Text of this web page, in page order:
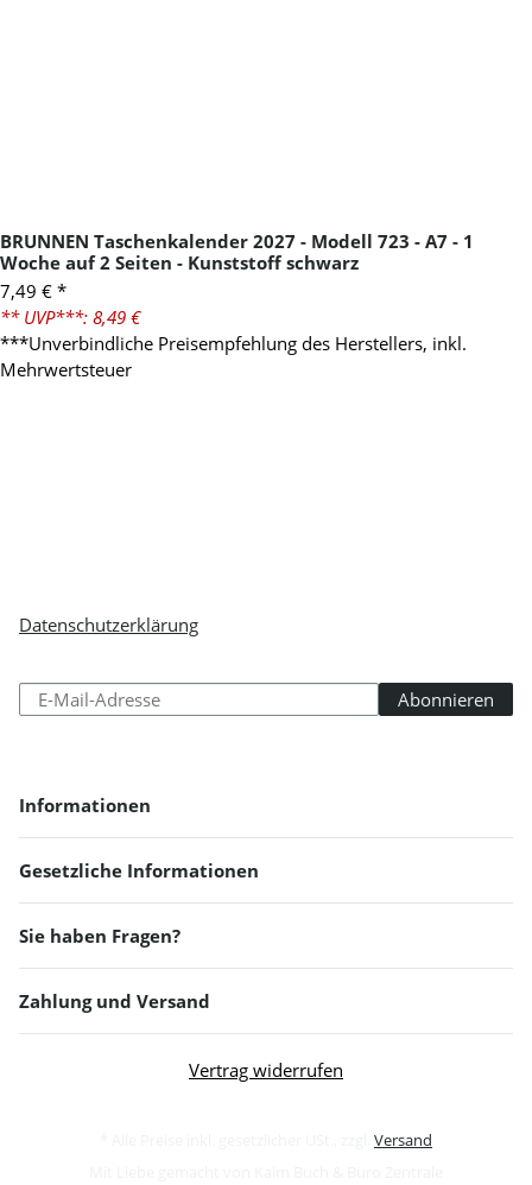
BRUNNEN Taschenkalender 2027 - Modell 723 - A7 - 1
Woche auf 2 Seiten - Kunststoff schwarz
7,49 € *
** UVP***: 8,49 €
***Unverbindliche Preisempfehlung des Herstellers, inkl.
Mehrwertsteuer
Datenschutzerklärung
Abonnieren
Informationen
Gesetzliche Informationen
Sie haben Fragen?
Zahlung und Versand
Vertrag widerrufen
Versand